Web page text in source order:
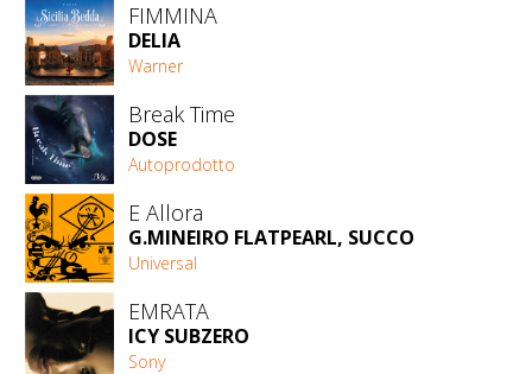
FIMMINA
DELIA
Warner
Break Time
DOSE
Autoprodotto
E Allora
G.MINEIRO FLATPEARL, SUCCO
Universal
EMRATA
ICY SUBZERO
Sony